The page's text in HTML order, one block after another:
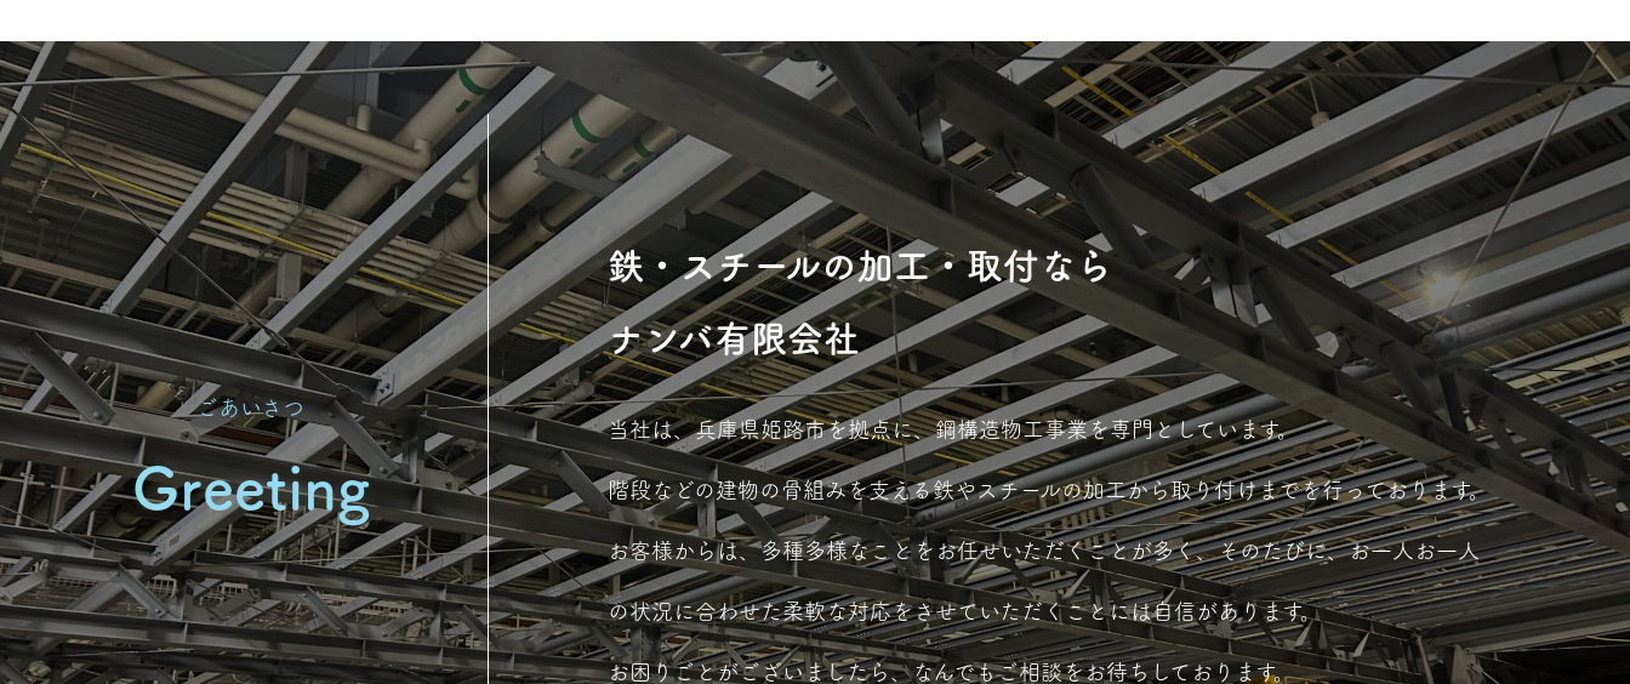
ごあいさつ
Greeting
鉄・スチールの加工・取付なら
ナンバ有限会社
当社は、兵庫県姫路市を拠点に、鋼構造物工事業を専門としています。
階段などの建物の骨組みを支える鉄やスチールの加工から取り付けまでを行っております。
お客様からは、多種多様なことをお任せいただくことが多く、そのたびに、お一人お一人
の状況に合わせた柔軟な対応をさせていただくことには自信があります。
お困りごとがございましたら、なんでもご相談をお待ちしております。